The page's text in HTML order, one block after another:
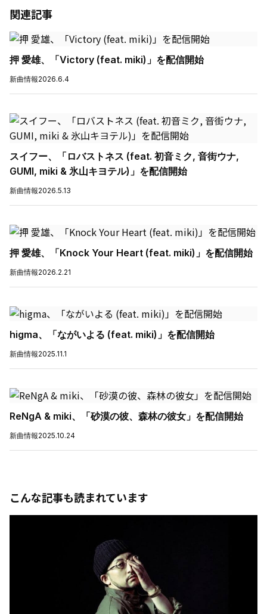
関連記事
押 愛雄、「Victory (feat. miki)」を配信開始
新曲情報2026.6.4
スイフー、「ロバストネス (feat. 初音ミク, 音街ウナ,
GUMI, miki & 氷山キヨテル)」を配信開始
新曲情報2026.5.13
押 愛雄、「Knock Your Heart (feat. miki)」を配信開始
新曲情報2026.2.21
higma、「ながいよる (feat. miki)」を配信開始
新曲情報2025.11.1
ReNgA & miki、「砂漠の彼、森林の彼女」を配信開始
新曲情報2025.10.24
こんな記事も読まれています